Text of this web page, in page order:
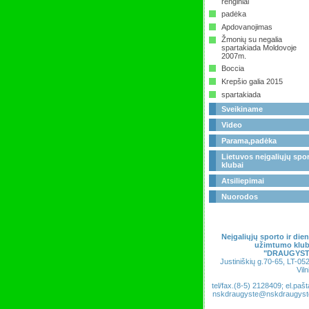
padėka
Apdovanojimas
Žmonių su negalia
spartakiada Moldovoje
2007m.
Boccia
Krepšio galia 2015
spartakiada
Sveikiname
Video
Parama,padėka
Lietuvos neįgaliųjų
klubai
Atsiliepimai
Nuorodos
Neįgaliųjų sporto ir
užimtumo
Justiniškių g.70-65, LT-
tel/fax.(8-5) 2128409;